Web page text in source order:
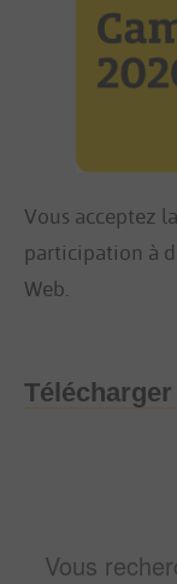
Vous acceptez
participation à
Web.
Vous